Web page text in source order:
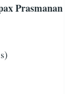
Prasmanan